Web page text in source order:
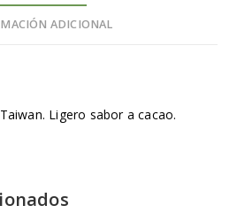
ADICIONAL
Ligero sabor a cacao.